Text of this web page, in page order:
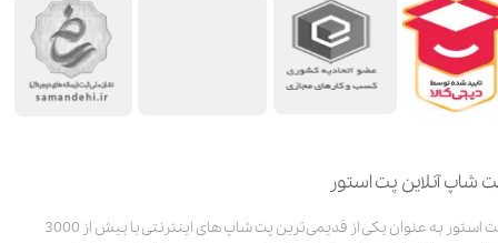
شاپ آنلاین پت استور
پت استور به عنوان یکی از قدیمی‌ترین پت شاپ های اینترنتی با بیش از 3000